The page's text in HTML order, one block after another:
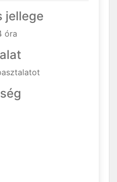
jellege
óra